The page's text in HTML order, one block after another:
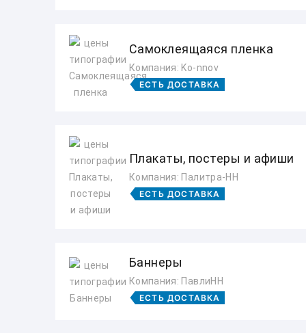
Самоклеящаяся пленка
Компания: Ko-nnov
ЕСТЬ ДОСТАВКА
Плакаты, постеры и афиши
Компания: Палитра-НН
ЕСТЬ ДОСТАВКА
Баннеры
Компания: ПавлиНН
ЕСТЬ ДОСТАВКА